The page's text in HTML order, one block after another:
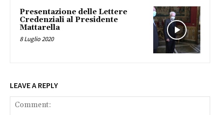
Presentazione delle Lettere
Credenziali al Presidente
Mattarella
8 Luglio 2020
LEAVE A REPLY